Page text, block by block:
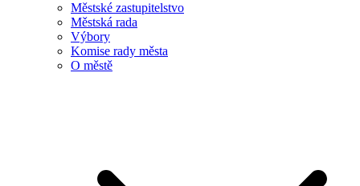
Městské zastupitelstvo
Městská rada
Výbory
Komise rady města
O městě